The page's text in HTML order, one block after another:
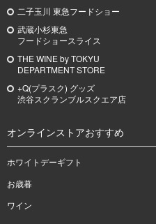
二子玉川 東急フードショー
武蔵小杉東急
フードショースライス
THE WINE by TOKYU
DEPARTMENT STORE
+Q(プラスク) グッズ
渋谷スクランブルスクエア店
オンラインストアおすすめ
ホワイトデーギフト
お歳暮
ワイン